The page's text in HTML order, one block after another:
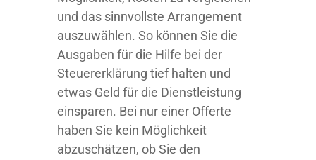
und das sinnvollste Arrangement
auszuwählen. So können Sie die
Ausgaben für die Hilfe bei der
Steuererklärung tief halten und
etwas Geld für die Dienstleistung
einsparen. Bei nur einer Offerte
haben Sie kein Möglichkeit
abzuschätzen, ob Sie den